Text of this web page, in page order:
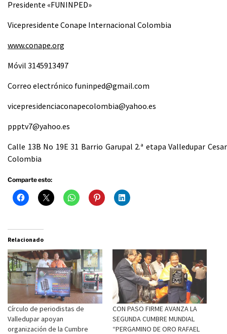
Presidente «FUNINPED»
Vicepresidente Conape Internacional Colombia
www.conape.org
Móvil 3145913497
Correo electrónico funinped@gmail.com
vicepresidenciaconapecolombia@yahoo.es
ppptv7@yahoo.es
Calle 13B No 19E 31 Barrio Garupal 2.ª etapa Valledupar Cesar
Colombia
Comparte esto:
Relacionado
Círculo de periodistas de
Valledupar apoyan
organización de la Cumbre
CON PASO FIRME AVANZA LA
SEGUNDA CUMBRE MUNDIAL
“PERGAMINO DE ORO RAFAEL